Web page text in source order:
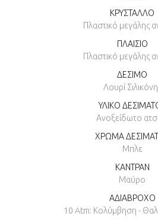
ΚΡΥΣΤΑΛΛΟ
Πλαστικό μεγάλης
ΠΛΑΙΣΙΟ
Πλαστικό μεγάλης
ΔΕΣΙΜΟ
Λουρί
ΥΛΙΚΟ
Ανοξείδωτο
ΧΡΩΜΑ
Μπλε
ΚΑΝΤΡΑΝ
Μαύρο
ΑΔΙΑΒΡΟΧΟ
10 Atm: Κολύμβηση -